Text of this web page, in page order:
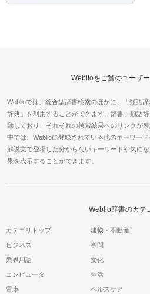
Weblioをご覧のユーザ
Weblioでは、統合型辞書検索のほかに、「類語
辞典」を利用することができます。辞書、類語
動しており、それぞれの検索結果へのリンクが
中では、Weblioに登録されている他のキーワー
解説文で登場した分からないキーワードや気に
果を表示することができます。
Weblio辞書のカテ
カテゴリトップ 建物・不動産
ビジネス 学問
業界用語 文化
コンピュータ 生活
電車 ヘルスケア